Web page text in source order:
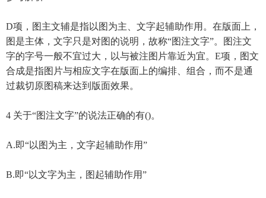
D项，图主文辅是指以图为主、文字起辅助作用。在版面上，
图是主体，文字只是对图的说明，故称“图注文字”。图注文
字的字号一般不宜过大，以与被注图片靠近为宜。E项，图文
合成是指图片与相应文字在版面上的编排、组合，而不是通
过裁切原图稿来达到版面效果。
4 关于“图注文字”的说法正确的有()。
A.即“以图为主，文字起辅助作用”
B.即“以文字为主，图起辅助作用”